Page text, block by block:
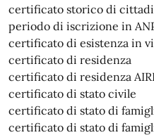
certificato storico di
periodo di iscrizione in
certificato di esistenza in
certificato di residenza
certificato di residenza
certificato di stato civile
certificato di stato di
certificato di stato di